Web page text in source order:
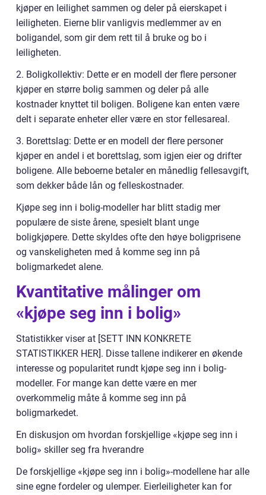
kjøper en leilighet sammen og deler på eierskapet i
leiligheten. Eierne blir vanligvis medlemmer av en
boligandel, som gir dem rett til å bruke og bo i
leiligheten.
2. Boligkollektiv: Dette er en modell der flere personer
kjøper en større bolig sammen og deler på alle
kostnader knyttet til boligen. Boligene kan enten være
delt i separate enheter eller være en stor fellesareal.
3. Borettslag: Dette er en modell der flere personer
kjøper en andel i et borettslag, som igjen eier og drifter
boligene. Alle beboerne betaler en månedlig fellesavgift,
som dekker både lån og felleskostnader.
Kjøpe seg inn i bolig-modeller har blitt stadig mer
populære de siste årene, spesielt blant unge
boligkjøpere. Dette skyldes ofte den høye boligprisene
og vanskeligheten med å komme seg inn på
boligmarkedet alene.
Kvantitative målinger om
«kjøpe seg inn i bolig»
Statistikker viser at [SETT INN KONKRETE
STATISTIKKER HER]. Disse tallene indikerer en økende
interesse og popularitet rundt kjøpe seg inn i bolig-
modeller. For mange kan dette være en mer
overkommelig måte å komme seg inn på
boligmarkedet.
En diskusjon om hvordan forskjellige «kjøpe seg inn i
bolig» skiller seg fra hverandre
De forskjellige «kjøpe seg inn i bolig»-modellene har alle
sine egne fordeler og ulemper. Eierleiligheter kan for